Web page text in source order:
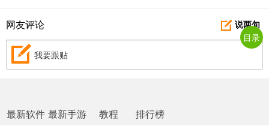
更新日志
v2.17.8版本
修复一些已知问题
说两句
网友评论
我要跟贴
最新软件 最新手游 教程 排行榜
目录